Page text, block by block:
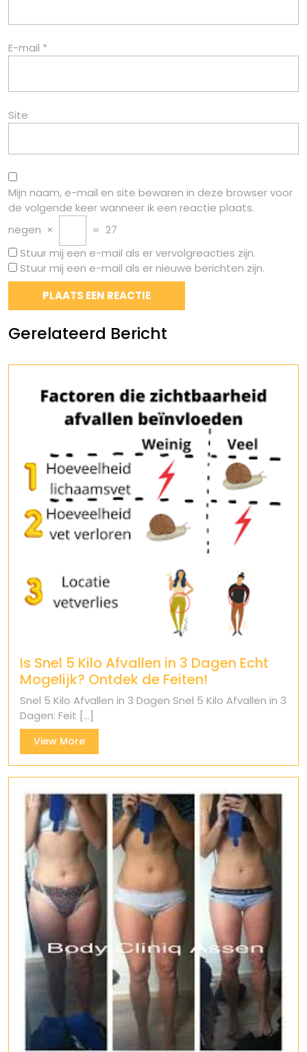
E-mail *
Site
Mijn naam, e-mail en site bewaren in deze browser voor
de volgende keer wanneer ik een reactie plaats.
negen × = 27
Stuur mij een e-mail als er vervolgreacties zijn.
Stuur mij een e-mail als er nieuwe berichten zijn.
Gerelateerd Bericht
Is Snel 5 Kilo Afvallen in 3 Dagen Echt
Mogelijk? Ontdek de Feiten!
Snel 5 Kilo Afvallen in 3 Dagen Snel 5 Kilo Afvallen in 3
Dagen: Feit [...]
View MoreView
More